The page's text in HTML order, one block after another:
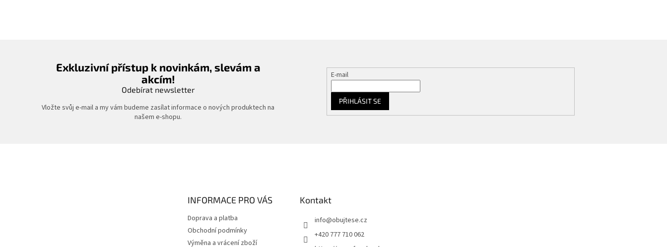
Exkluzivní přístup k novinkám, slevám a
akcím!
Odebírat newsletter
Vložte svůj e-mail a my vám budeme zasílat informace o nových produktech na
našem e-shopu.
E-mail
PŘIHLÁSIT SE
INFORMACE PRO VÁS
Doprava a platba
Obchodní podmínky
Výměna a vrácení zboží
Kontakt
info@obujtese.cz
+420 777 710 062